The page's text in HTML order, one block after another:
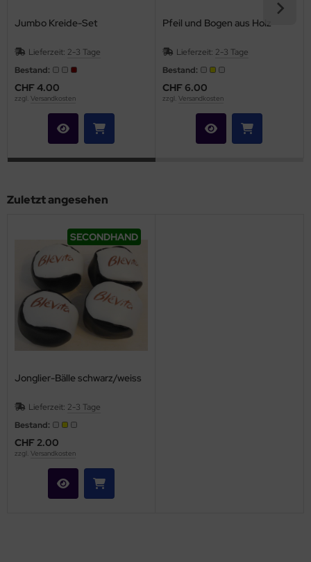
Jumbo Kreide-Set
Lieferzeit: 2-3 Tage
Bestand:
CHF 4.00
zzgl. Versandkosten
Pfeil und Bogen aus Holz
Lieferzeit: 2-3 Tage
Bestand:
CHF 6.00
zzgl. Versandkosten
Zuletzt angesehen
SECONDHAND
Jonglier-Bälle schwarz/weiss
Lieferzeit: 2-3 Tage
Bestand:
CHF 2.00
zzgl. Versandkosten